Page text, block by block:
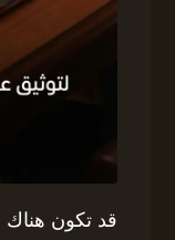
قد تكون هناك